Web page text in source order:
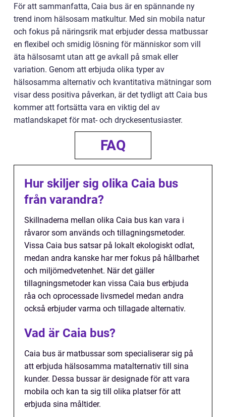
För att sammanfatta, Caia bus är en spännande ny
trend inom hälsosam matkultur. Med sin mobila natur
och fokus på näringsrik mat erbjuder dessa matbussar
en flexibel och smidig lösning för människor som vill
äta hälsosamt utan att ge avkall på smak eller
variation. Genom att erbjuda olika typer av
hälsosamma alternativ och kvantitativa mätningar som
visar dess positiva påverkan, är det tydligt att Caia bus
kommer att fortsätta vara en viktig del av
matlandskapet för mat- och dryckesentusiaster.
FAQ
Hur skiljer sig olika Caia bus
från varandra?
Skillnaderna mellan olika Caia bus kan vara i
råvaror som används och tillagningsmetoder.
Vissa Caia bus satsar på lokalt ekologiskt odlat,
medan andra kanske har mer fokus på hållbarhet
och miljömedvetenhet. När det gäller
tillagningsmetoder kan vissa Caia bus erbjuda
råa och oprocessade livsmedel medan andra
också erbjuder varma och tillagade alternativ.
Vad är Caia bus?
Caia bus är matbussar som specialiserar sig på
att erbjuda hälsosamma matalternativ till sina
kunder. Dessa bussar är designade för att vara
mobila och kan ta sig till olika platser för att
erbjuda sina måltider.